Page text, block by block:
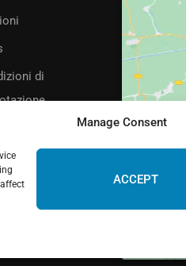
Manage Consent
ACCEPT
di